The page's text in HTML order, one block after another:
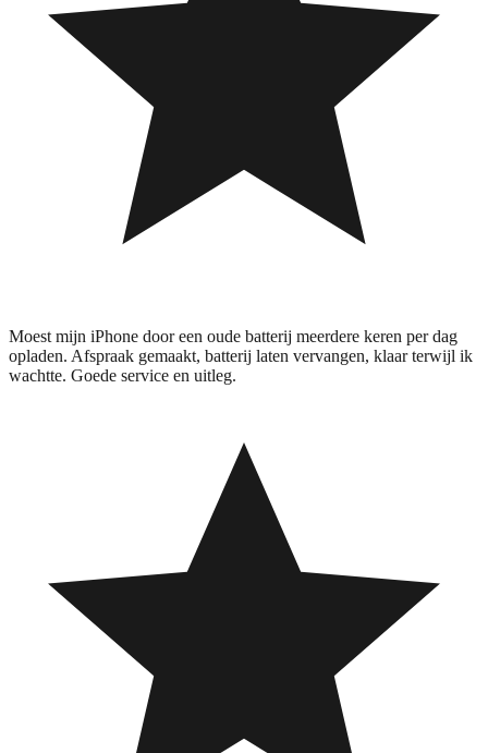
Moest mijn iPhone door een oude batterij meerdere keren per dag
opladen. Afspraak gemaakt, batterij laten vervangen, klaar terwijl ik
wachtte. Goede service en uitleg.